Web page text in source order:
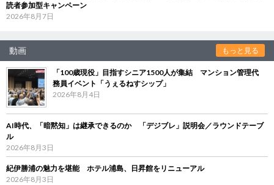
読者参加型キャンペーン
2026年8月7日
動画 もっと見る
「100歳現役」目指すシニア1500人が集結 マンション管理代
務員イベント「うぇるねすシップ」
2026年8月4日
AI時代、「暗黙知」は継承できるのか 「デジブレ」説明会／ラウンドテーブ
ル
2026年8月3日
紀伊勝浦の魅力を堪能 ホテル浦島、日昇館をリニューアル
2026年8月3日